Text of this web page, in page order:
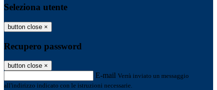
Seleziona utente
button close ×
Recupero password
button close ×
E-mail Verrà inviato un messaggio
all'indirizzo indicato con le istruzioni necessarie.